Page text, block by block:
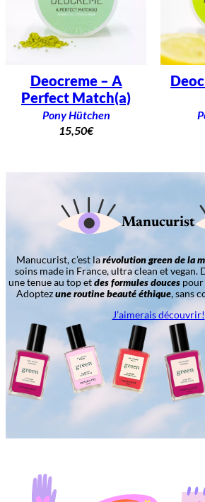
Deocreme – A
Perfect Match(a)
Pony Hütchen
15,50€
Manucurist
Manucurist, c’est larévolution green de la
soins made in France, ultra clean et vegan.
une tenue au top etdes formules douces pour
Adoptezune routine beauté éthique, sans
J’aimerais découvrir!